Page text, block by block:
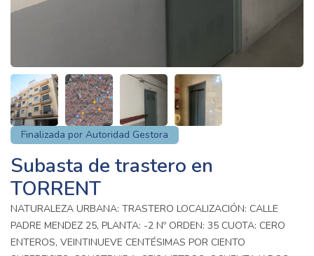
Finalizada por Autoridad Gestora
Subasta de trastero en
TORRENT
NATURALEZA URBANA: TRASTERO LOCALIZACIÓN: CALLE
PADRE MENDEZ 25, PLANTA: -2 Nº ORDEN: 35 CUOTA: CERO
ENTEROS, VEINTINUEVE CENTÉSIMAS POR CIENTO